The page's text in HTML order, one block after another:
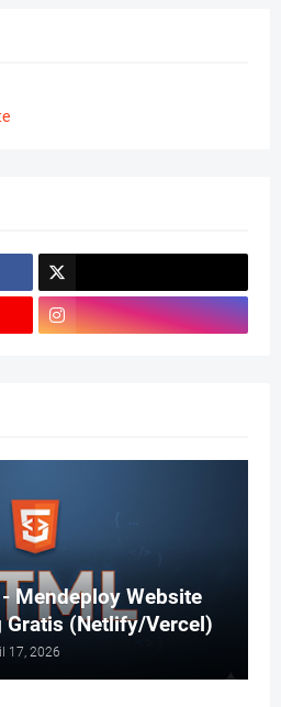
Mendeploy Website
Gratis (Netlify/Vercel)
17, 2026